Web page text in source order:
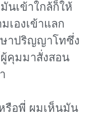
นเข้าใกล้ก็ให้
เองเข้าแลก
าปริญญาโทซึ่ง
คุมมาสั่งสอน
รือพี่ ผมเห็นมัน